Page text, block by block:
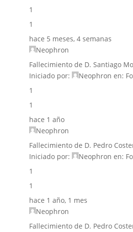
1
1
hace 5 meses, 4 semanas
Neophron
Fallecimiento de D. Santiago
Iniciado por:
Neophron en:
1
1
hace 1 año
Neophron
Fallecimiento de D. Pedro
Iniciado por:
Neophron en:
1
1
hace 1 año, 1 mes
Neophron
Fallecimiento de D. Pedro